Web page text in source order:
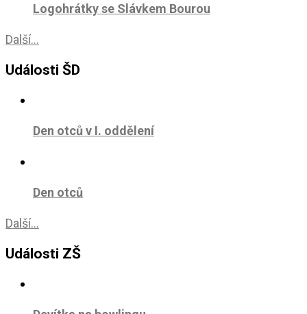
Logohrátky se Slávkem Bourou
Další...
Události ŠD
Den otců v I. oddělení
Den otců
Další...
Události ZŠ